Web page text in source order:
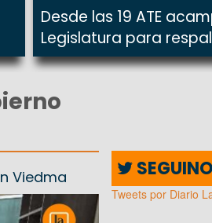
Desde las 19 ATE
Legislatura para
Viedma
Tweets por Diario